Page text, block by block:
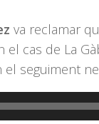
va reclamar
cas de La
seguiment